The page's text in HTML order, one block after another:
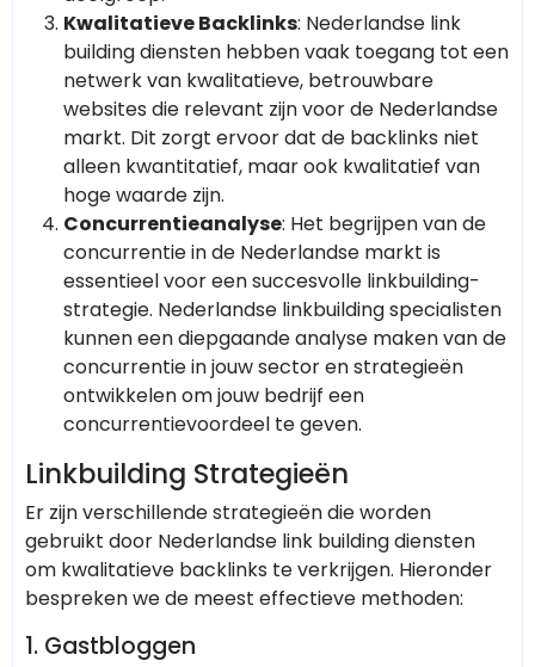
Kwalitatieve Backlinks: Nederlandse link
building diensten hebben vaak toegang tot een
netwerk van kwalitatieve, betrouwbare
websites die relevant zijn voor de Nederlandse
markt. Dit zorgt ervoor dat de backlinks niet
alleen kwantitatief, maar ook kwalitatief van
hoge waarde zijn.
Concurrentieanalyse: Het begrijpen van de
concurrentie in de Nederlandse markt is
essentieel voor een succesvolle linkbuilding-
strategie. Nederlandse linkbuilding specialisten
kunnen een diepgaande analyse maken van de
concurrentie in jouw sector en strategieën
ontwikkelen om jouw bedrijf een
concurrentievoordeel te geven.
Linkbuilding Strategieën
Er zijn verschillende strategieën die worden
gebruikt door Nederlandse link building diensten
om kwalitatieve backlinks te verkrijgen. Hieronder
bespreken we de meest effectieve methoden:
1. Gastbloggen